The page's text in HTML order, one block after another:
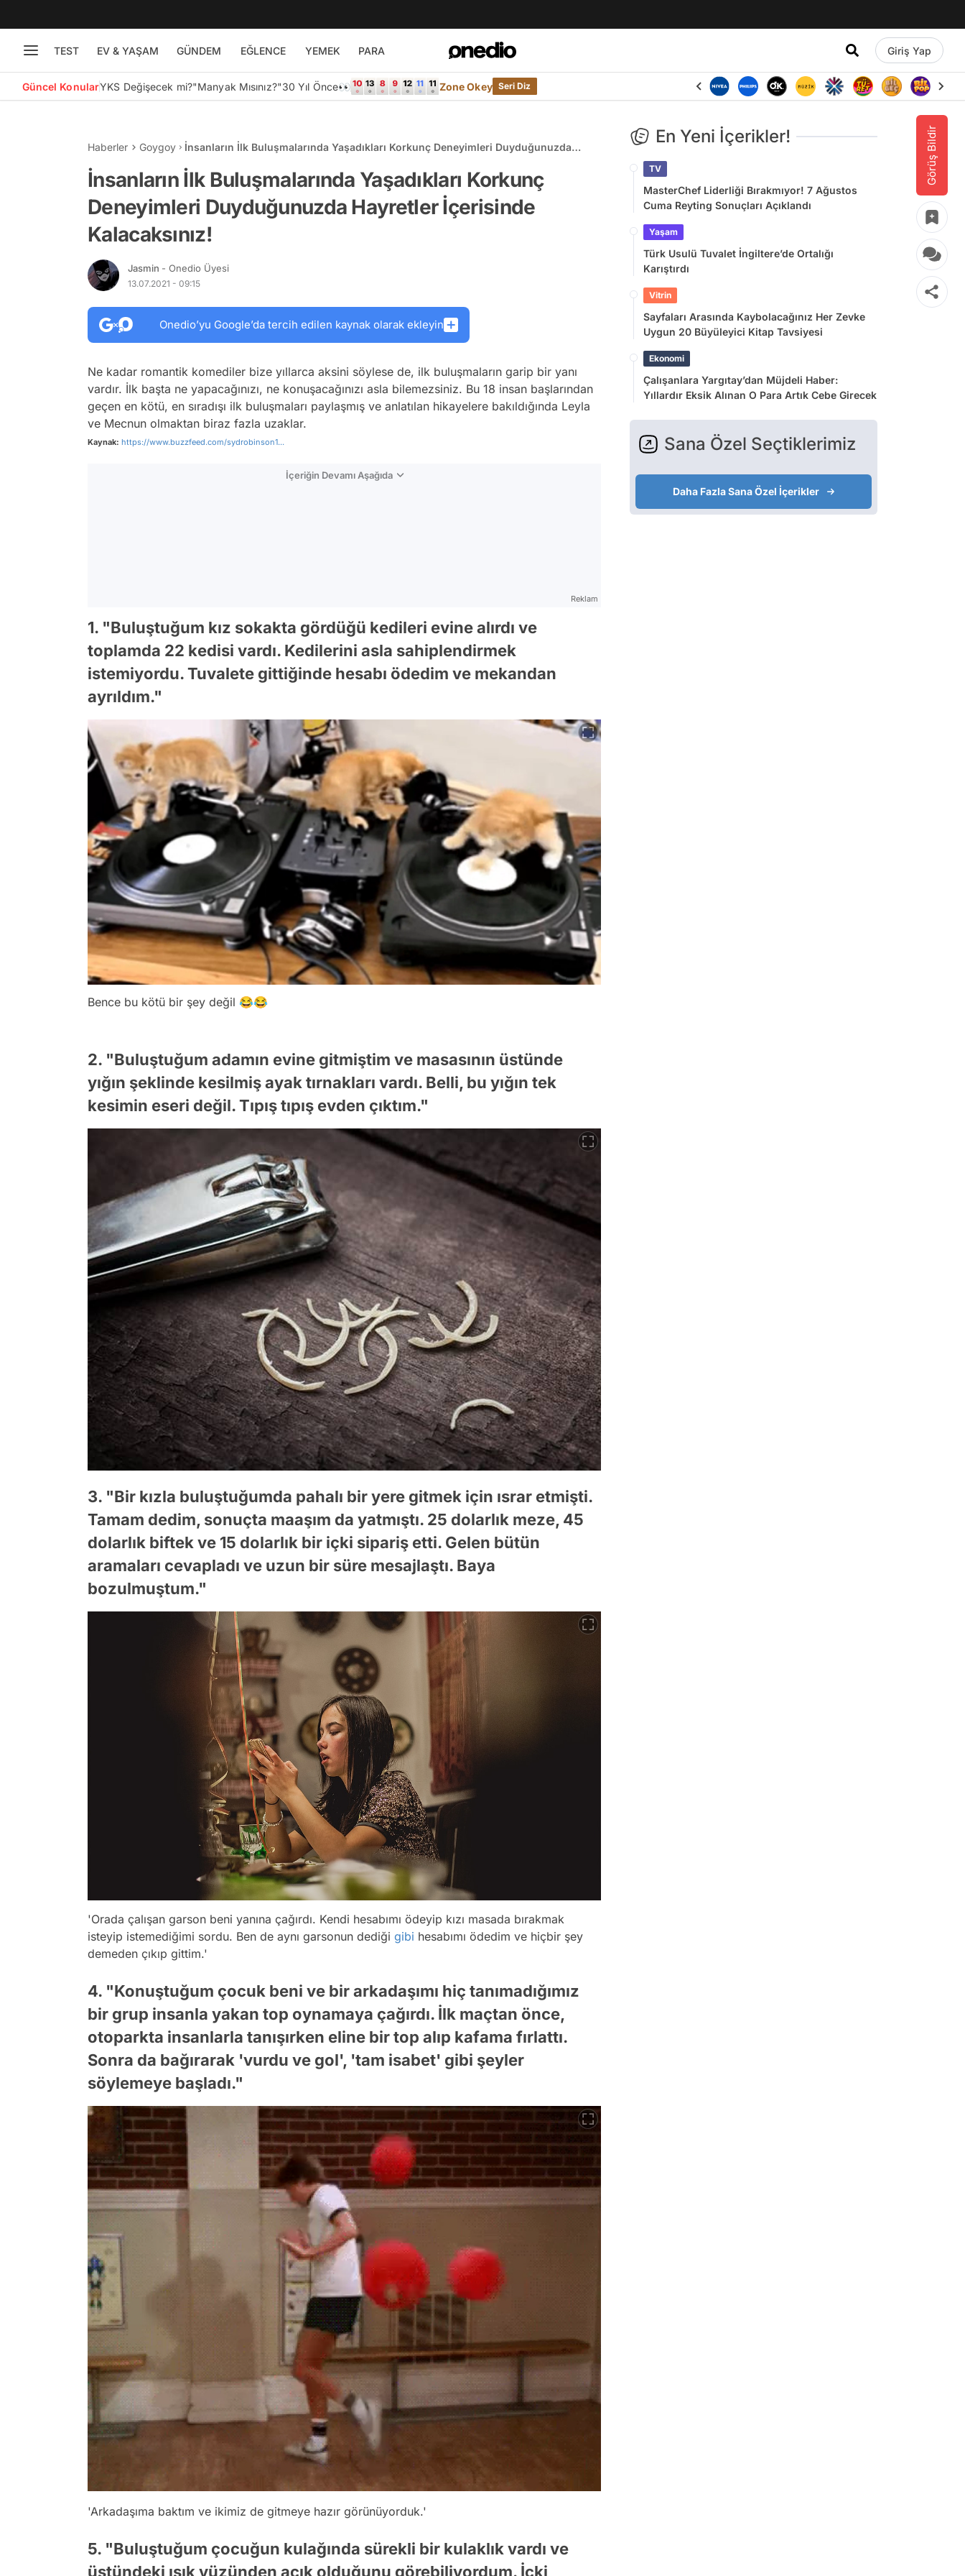
TEST EV & YAŞAM GÜNDEM EĞLENCE YEMEK PARA Giriş Yap
Güncel KonularYKS Değişecek mi?"Manyak Mısınız?"30 Yıl Önce👀 Zone Okey Seri Diz
Görüş Bildir
Haberler Goygoy
İnsanların İlk Buluşmalarında Yaşadıkları Korkunç Deneyimleri Duyduğunuzda
İnsanların İlk Buluşmalarında Yaşadıkları Korkunç
Deneyimleri Duyduğunuzda Hayretler İçerisinde
Kalacaksınız!
Jasmin - Onedio Üyesi
13.07.2021 - 09:15
Onedio’yu Google’da tercih edilen kaynak olarak ekleyin
Ne kadar romantik komediler bize yıllarca aksini söylese de, ilk buluşmaların garip bir yanı
vardır. İlk başta ne yapacağınızı, ne konuşacağınızı asla bilemezsiniz. Bu 18 insan başlarından
geçen en kötü, en sıradışı ilk buluşmaları paylaşmış ve anlatılan hikayelere bakıldığında Leyla
ve Mecnun olmaktan biraz fazla uzaklar.
Kaynak: https://www.buzzfeed.com/sydrobinson1...
İçeriğin Devamı Aşağıda
Reklam
1. "Buluştuğum kız sokakta gördüğü kedileri evine alırdı ve
toplamda 22 kedisi vardı. Kedilerini asla sahiplendirmek
istemiyordu. Tuvalete gittiğinde hesabı ödedim ve mekandan
ayrıldım."
Bence bu kötü bir şey değil 😂😂
2. "Buluştuğum adamın evine gitmiştim ve masasının üstünde
yığın şeklinde kesilmiş ayak tırnakları vardı. Belli, bu yığın tek
kesimin eseri değil. Tıpış tıpış evden çıktım."
3. "Bir kızla buluştuğumda pahalı bir yere gitmek için ısrar etmişti.
Tamam dedim, sonuçta maaşım da yatmıştı. 25 dolarlık meze, 45
dolarlık biftek ve 15 dolarlık bir içki sipariş etti. Gelen bütün
aramaları cevapladı ve uzun bir süre mesajlaştı. Baya
bozulmuştum."
'Orada çalışan garson beni yanına çağırdı. Kendi hesabımı ödeyip kızı masada bırakmak
isteyip istemediğimi sordu. Ben de aynı garsonun dediği gibi hesabımı ödedim ve hiçbir şey
demeden çıkıp gittim.'
4. "Konuştuğum çocuk beni ve bir arkadaşımı hiç tanımadığımız
bir grup insanla yakan top oynamaya çağırdı. İlk maçtan önce,
otoparkta insanlarla tanışırken eline bir top alıp kafama fırlattı.
Sonra da bağırarak 'vurdu ve gol', 'tam isabet' gibi şeyler
söylemeye başladı."
'Arkadaşıma baktım ve ikimiz de gitmeye hazır görünüyorduk.'
5. "Buluştuğum çocuğun kulağında sürekli bir kulaklık vardı ve
üstündeki ışık yüzünden açık olduğunu görebiliyordum. İçki
En Yeni İçerikler!
TV
MasterChef Liderliği Bırakmıyor! 7 Ağustos
Cuma Reyting Sonuçları Açıklandı
Yaşam
Türk Usulü Tuvalet İngiltere’de Ortalığı
Karıştırdı
Vitrin
Sayfaları Arasında Kaybolacağınız Her Zevke
Uygun 20 Büyüleyici Kitap Tavsiyesi
Ekonomi
Çalışanlara Yargıtay’dan Müjdeli Haber:
Yıllardır Eksik Alınan O Para Artık Cebe Girecek
Sana Özel Seçtiklerimiz
Daha Fazla Sana Özel İçerikler